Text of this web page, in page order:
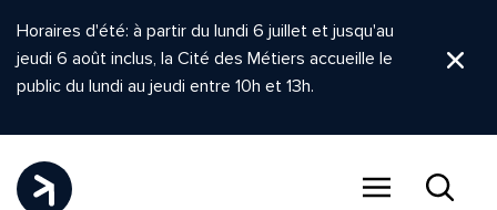
Horaires d'été: à partir du lundi 6 juillet et jusqu'au
jeudi 6 août inclus, la Cité des Métiers accueille le
public du lundi au jeudi entre 10h et 13h.